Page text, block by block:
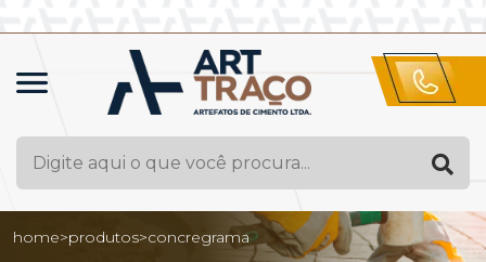
home>produtos>concregrama